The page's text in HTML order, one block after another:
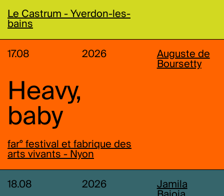
Le Castrum - Yverdon-les-
bains
17.08 2026
Auguste de
Boursetty
Heavy,
baby
far° festival et fabrique des
arts vivants - Nyon
18.08 2026
Jamila